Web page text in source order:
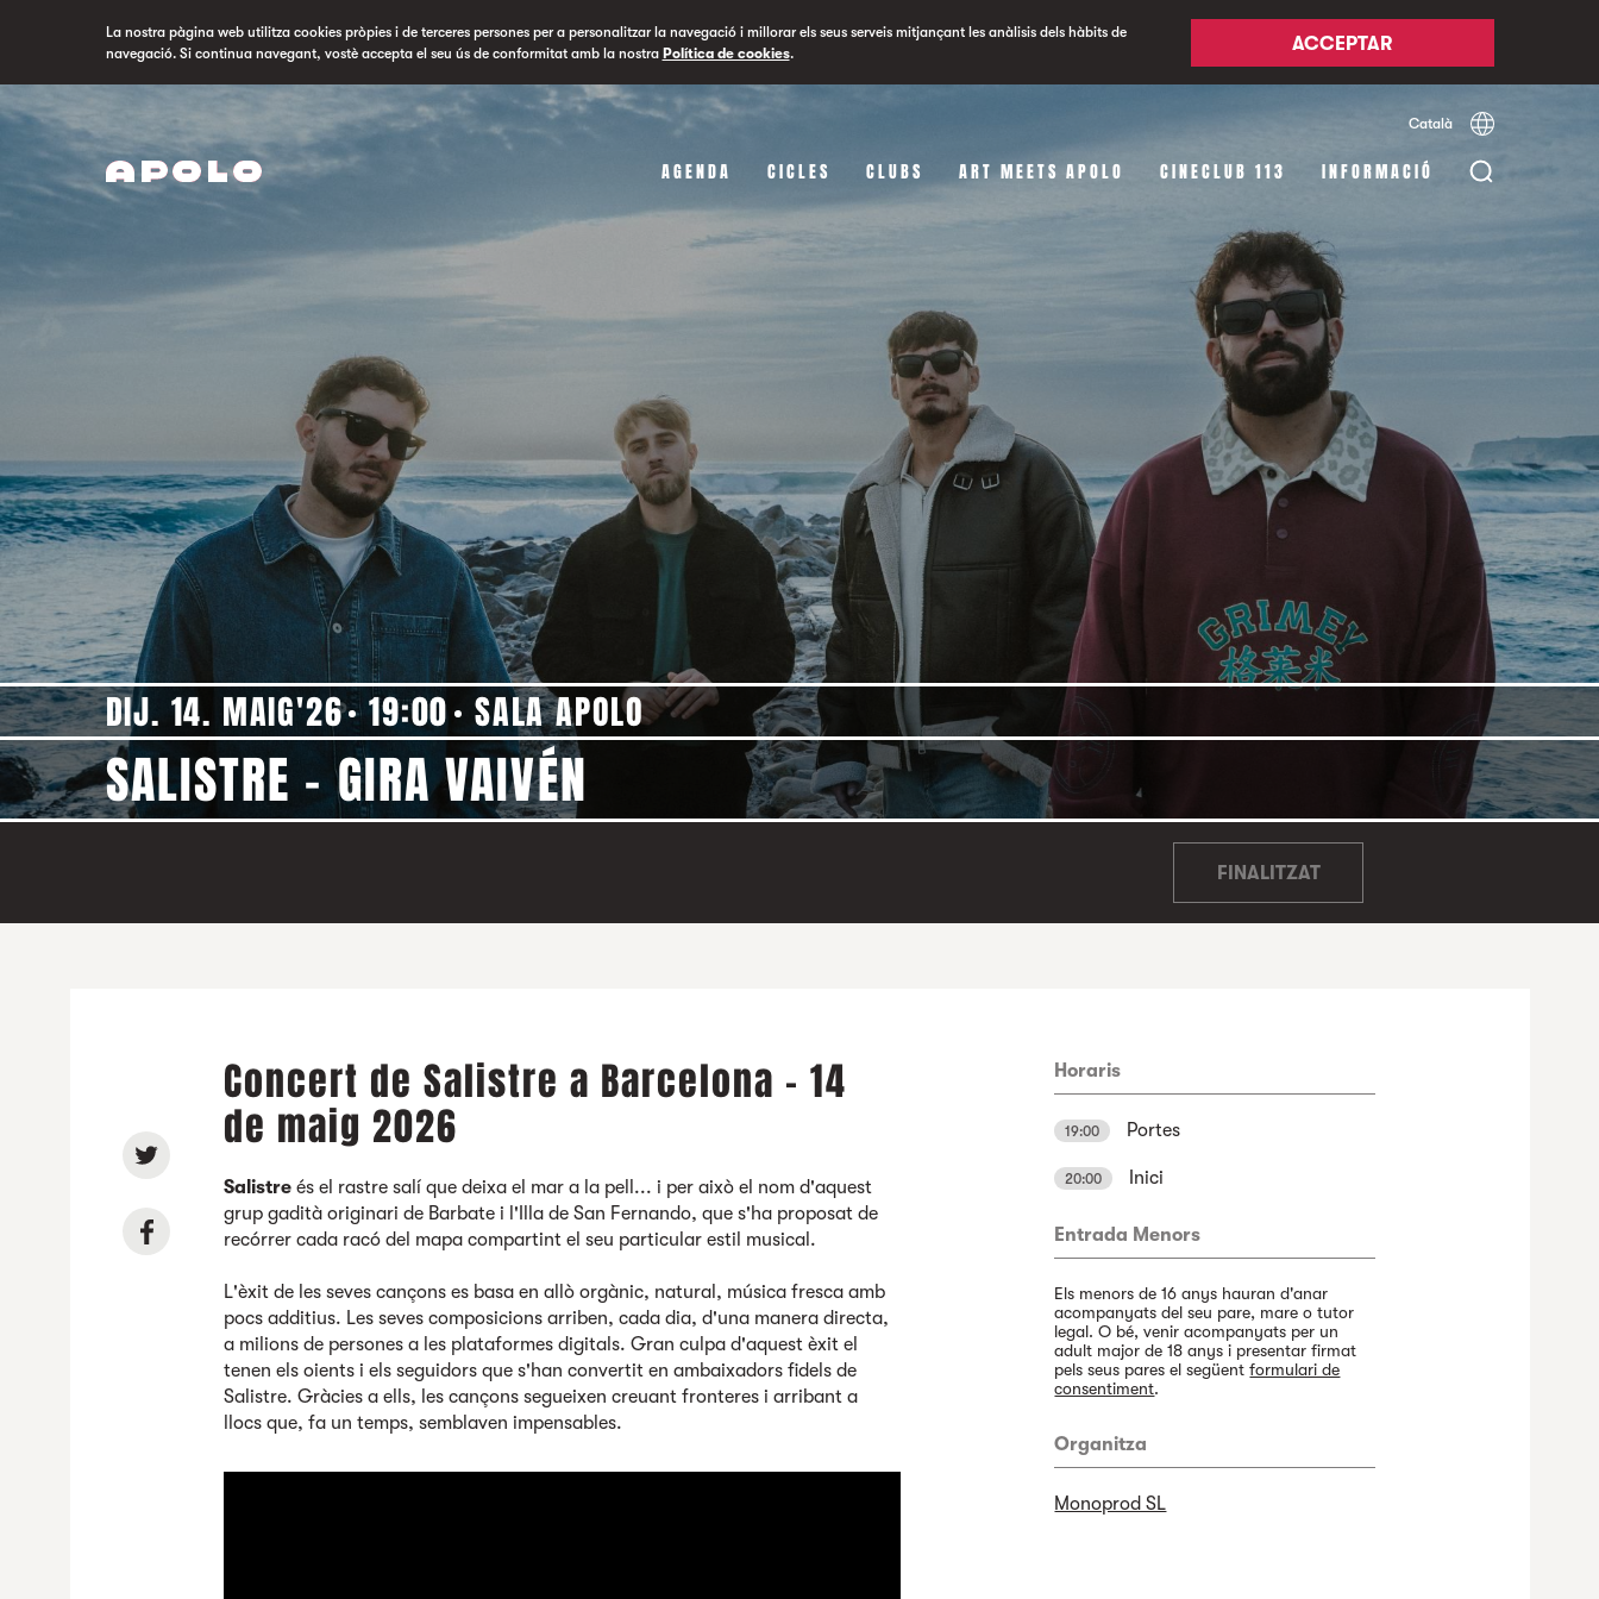
La nostra pàgina web utilitza cookies pròpies i de terceres persones per a personalitzar la navegació i millorar els seus serveis mitjançant les anàlisis dels hàbits de
navegació. Si continua navegant, vostè accepta el seu ús de conformitat amb la nostra Política de cookies. ACCEPTAR
Català Español
AGENDA CICLES CLUBS ART MEETS APOLO CINECLUB 113 INFORMACIÓ
DIJ. 14. MAIG'26 19:00 SALA APOLO
SALISTRE - GIRA VAIVÉN
FINALITZAT
Concert de Salistre a Barcelona - 14
de maig 2026
Salistreés el rastre salí que deixa el mar a la pell... i per això el nom d'aquest
grup gadità originari de Barbate i l'Illa de San Fernando, que s'ha proposat de
recórrer cada racó del mapa compartint el seu particular estil musical.
L'èxit de les seves cançons es basa en allò orgànic, natural, música fresca amb
pocs additius. Les seves composicions arriben, cada dia, d'una manera directa,
a milions de persones a les plataformes digitals. Gran culpa d'aquest èxit el
tenen els oients i els seguidors que s'han convertit en ambaixadors fidels de
Salistre. Gràcies a ells, les cançons segueixen creuant fronteres i arribant a
llocs que, fa un temps, semblaven impensables.
Horaris
19:00 Portes
20:00 Inici
Entrada Menors
Els menors de 16 anys hauran d'anar
acompanyats del seu pare, mare o tutor
legal. O bé, venir acompanyats per un
adult major de 18 anys i presentar firmat
pels seus pares el següentformulari de
consentiment.
Organitza
Monoprod SL